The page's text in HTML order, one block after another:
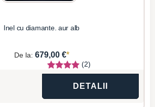
Inel cu diamante. aur alb
De la: 679,00 €*
(2)
DETALII